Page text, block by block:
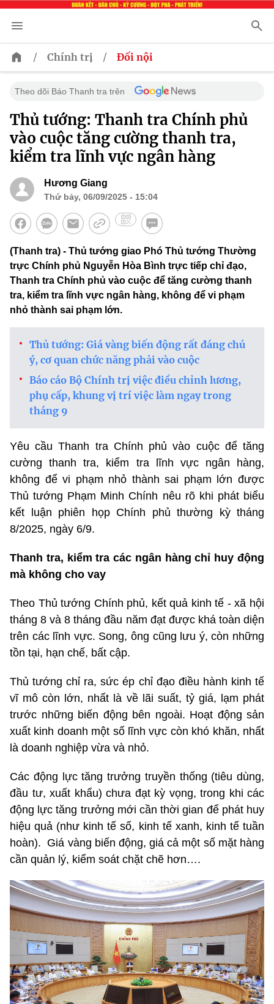
/ Chính trị / Đối nội
Theo dõi Báo Thanh tra trên
Thủ tướng: Thanh tra Chính phủ
vào cuộc tăng cường thanh tra,
kiểm tra lĩnh vực ngân hàng
Hương Giang
Thứ bảy, 06/09/2025 - 15:04
(Thanh tra) - Thủ tướng giao Phó Thủ tướng Thường
trực Chính phủ Nguyễn Hòa Bình trực tiếp chỉ đạo,
Thanh tra Chính phủ vào cuộc để tăng cường thanh
tra, kiểm tra lĩnh vực ngân hàng, không để vi phạm
nhỏ thành sai phạm lớn.
Thủ tướng: Giá vàng biến động rất đáng chú
ý, cơ quan chức năng phải vào cuộc
Báo cáo Bộ Chính trị việc điều chỉnh lương,
phụ cấp, khung vị trí việc làm ngay trong
tháng 9
Yêu cầu Thanh tra Chính phủ vào cuộc để tăng
cường thanh tra, kiểm tra lĩnh vực ngân hàng,
không để vi phạm nhỏ thành sai phạm lớn được
Thủ tướng Phạm Minh Chính nêu rõ khi phát biểu
kết luận phiên họp Chính phủ thường kỳ tháng
8/2025, ngày 6/9.
Thanh tra, kiểm tra các ngân hàng chỉ huy động
mà không cho vay
Theo Thủ tướng Chính phủ, kết quả kinh tế - xã hội
tháng 8 và 8 tháng đầu năm đạt được khá toàn diện
trên các lĩnh vực. Song, ông cũng lưu ý, còn những
tồn tại, hạn chế, bất cập.
Thủ tướng chỉ ra, sức ép chỉ đạo điều hành kinh tế
vĩ mô còn lớn, nhất là về lãi suất, tỷ giá, lạm phát
trước những biến động bên ngoài. Hoạt động sản
xuất kinh doanh một số lĩnh vực còn khó khăn, nhất
là doanh nghiệp vừa và nhỏ.
Các động lực tăng trưởng truyền thống (tiêu dùng,
đầu tư, xuất khẩu) chưa đạt kỳ vọng, trong khi các
động lực tăng trưởng mới cần thời gian để phát huy
hiệu quả (như kinh tế số, kinh tế xanh, kinh tế tuần
hoàn). Giá vàng biến động, giá cả một số mặt hàng
cần quản lý, kiểm soát chặt chẽ hơn….